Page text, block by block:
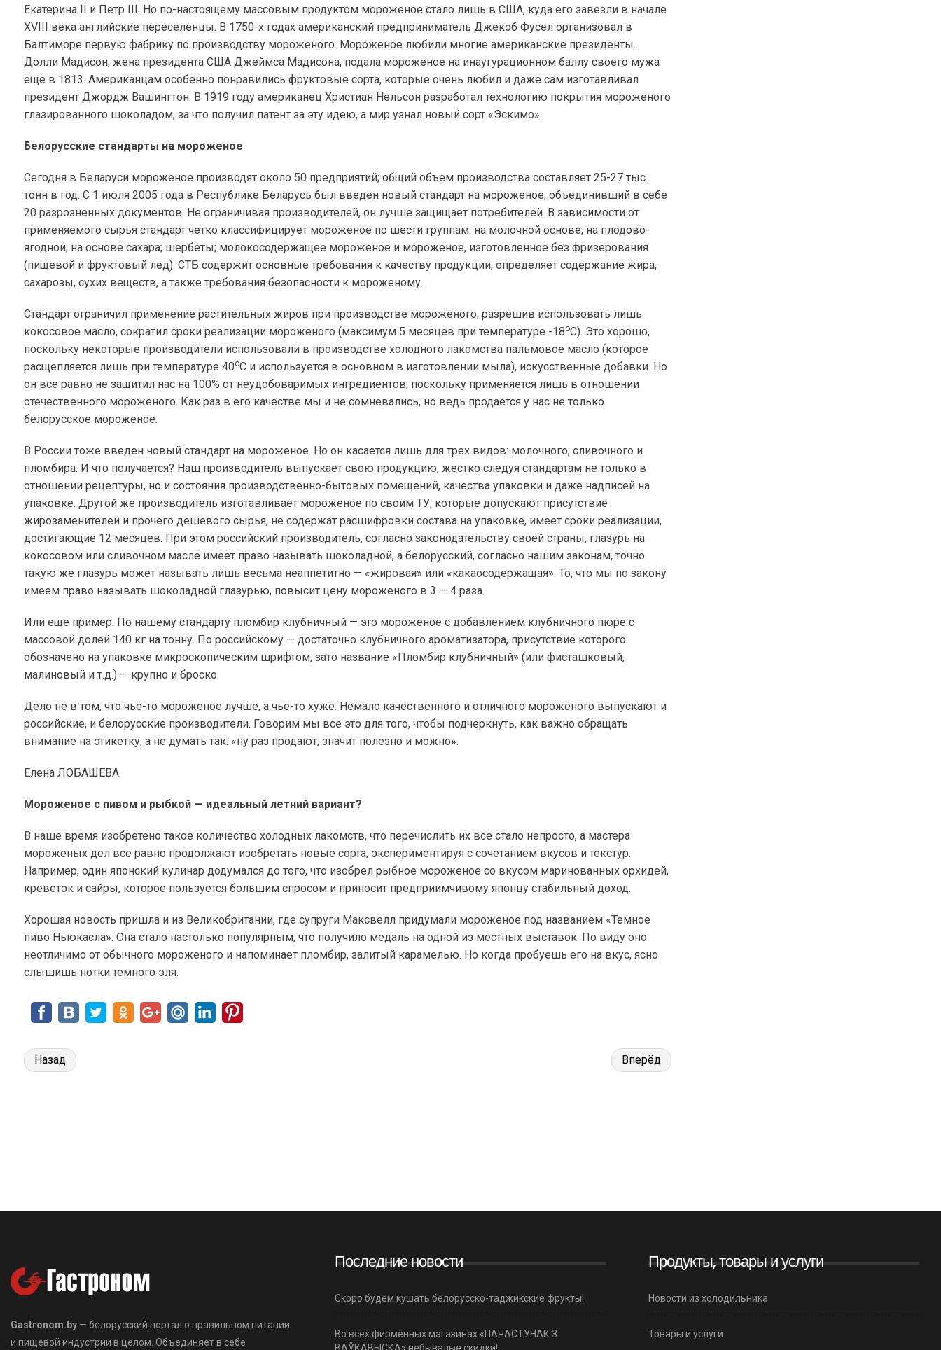
Екатерина II и Петр III. Но по-настоящему массовым продуктом мороженое стало лишь в США, куда его завезли в начале
XVIII века английские переселенцы. В 1750-х годах американский предприниматель Джекоб Фусел организовал в
Балтиморе первую фабрику по производству мороженого. Мороженое любили многие американские президенты.
Долли Мадисон, жена президента США Джеймса Мадисона, подала мороженое на инаугурационном баллу своего мужа
еще в 1813. Американцам особенно понравились фруктовые сорта, которые очень любил и даже сам изготавливал
президент Джордж Вашингтон. В 1919 году американец Христиан Нельсон разработал технологию покрытия мороженого
глазированного шоколадом, за что получил патент за эту идею, а мир узнал новый сорт «Эскимо».
Белорусские стандарты на мороженое
Сегодня в Беларуси мороженое производят около 50 предприятий; общий объем производства составляет 25-27 тыс.
тонн в год. С 1 июля 2005 года в Республике Беларусь был введен новый стандарт на мороженое, объединивший в себе
20 разрозненных документов. Не ограничивая производителей, он лучше защищает потребителей. В зависимости от
применяемого сырья стандарт четко классифицирует мороженое по шести группам: на молочной основе; на плодово-
ягодной; на основе сахара; шербеты; молокосодержащее мороженое и мороженое, изготовленное без фризерования
(пищевой и фруктовый лед). СТБ содержит основные требования к качеству продукции, определяет содержание жира,
сахарозы, сухих веществ, а также требования безопасности к мороженому.
Стандарт ограничил применение растительных жиров при производстве мороженого, разрешив использовать лишь
кокосовое масло, сократил сроки реализации мороженого (максимум 5 месяцев при температуре -18оС). Это хорошо,
поскольку некоторые производители использовали в производстве холодного лакомства пальмовое масло (которое
расщепляется лишь при температуре 40оС и используется в основном в изготовлении мыла), искусственные добавки. Но
он все равно не защитил нас на 100% от неудобоваримых ингредиентов, поскольку применяется лишь в отношении
отечественного мороженого. Как раз в его качестве мы и не сомневались, но ведь продается у нас не только
белорусское мороженое.
В России тоже введен новый стандарт на мороженое. Но он касается лишь для трех видов: молочного, сливочного и
пломбира. И что получается? Наш производитель выпускает свою продукцию, жестко следуя стандартам не только в
отношении рецептуры, но и состояния производственно-бытовых помещений, качества упаковки и даже надписей на
упаковке. Другой же производитель изготавливает мороженое по своим ТУ, которые допускают присутствие
жирозаменителей и прочего дешевого сырья, не содержат расшифровки состава на упаковке, имеет сроки реализации,
достигающие 12 месяцев. При этом российский производитель, согласно законодательству своей страны, глазурь на
кокосовом или сливочном масле имеет право называть шоколадной, а белорусский, согласно нашим законам, точно
такую же глазурь может называть лишь весьма неаппетитно — «жировая» или «какаосодержащая». То, что мы по закону
имеем право называть шоколадной глазурью, повысит цену мороженого в 3 — 4 раза.
Или еще пример. По нашему стандарту пломбир клубничный — это мороженое с добавлением клубничного пюре с
массовой долей 140 кг на тонну. По российскому — достаточно клубничного ароматизатора, присутствие которого
обозначено на упаковке микроскопическим шрифтом, зато название «Пломбир клубничный» (или фисташковый,
малиновый и т.д.) — крупно и броско.
Дело не в том, что чье-то мороженое лучше, а чье-то хуже. Немало качественного и отличного мороженого выпускают и
российские, и белорусские производители. Говорим мы все это для того, чтобы подчеркнуть, как важно обращать
внимание на этикетку, а не думать так: «ну раз продают, значит полезно и можно».
Елена ЛОБАШЕВА
Мороженое с пивом и рыбкой — идеальный летний вариант?
В наше время изобретено такое количество холодных лакомств, что перечислить их все стало непросто, а мастера
мороженых дел все равно продолжают изобретать новые сорта, экспериментируя с сочетанием вкусов и текстур.
Например, один японский кулинар додумался до того, что изобрел рыбное мороженое со вкусом маринованных орхидей,
креветок и сайры, которое пользуется большим спросом и приносит предприимчивому японцу стабильный доход.
Хорошая новость пришла и из Великобритании, где супруги Максвелл придумали мороженое под названием «Темное
пиво Ньюкасла». Она стало настолько популярным, что получило медаль на одной из местных выставок. По виду оно
неотличимо от обычного мороженого и напоминает пломбир, залитый карамелью. Но когда пробуешь его на вкус, ясно
слышишь нотки темного эля.
Назад Вперёд
Gastronom.by — белорусский портал о правильном питании
и пищевой индустрии в целом. Объединяет в себе
Последние новости
Скоро будем кушать белорусско-таджикские фрукты!
Во всех фирменных магазинах «ПАЧАСТУНАК З
Продукты, товары и услуги
Новости из холодильника
Товары и услуги